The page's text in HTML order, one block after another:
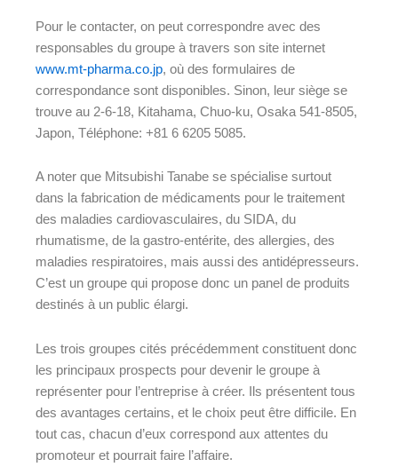
Pour le contacter, on peut correspondre avec des
responsables du groupe à travers son site internet
www.mt-pharma.co.jp, où des formulaires de
correspondance sont disponibles. Sinon, leur siège se
trouve au 2-6-18, Kitahama, Chuo-ku, Osaka 541-8505,
Japon, Téléphone: +81 6 6205 5085.
A noter que Mitsubishi Tanabe se spécialise surtout
dans la fabrication de médicaments pour le traitement
des maladies cardiovasculaires, du SIDA, du
rhumatisme, de la gastro-entérite, des allergies, des
maladies respiratoires, mais aussi des antidépresseurs.
C’est un groupe qui propose donc un panel de produits
destinés à un public élargi.
Les trois groupes cités précédemment constituent donc
les principaux prospects pour devenir le groupe à
représenter pour l’entreprise à créer. Ils présentent tous
des avantages certains, et le choix peut être difficile. En
tout cas, chacun d’eux correspond aux attentes du
promoteur et pourrait faire l’affaire.